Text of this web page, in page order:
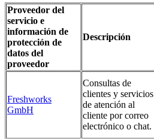
Proveedor del
servicio e
información de
protección de
datos del
proveedor
Descripción
Freshworks
GmbH
Consultas de
clientes y servicios
de atención al
cliente por correo
electrónico o chat.